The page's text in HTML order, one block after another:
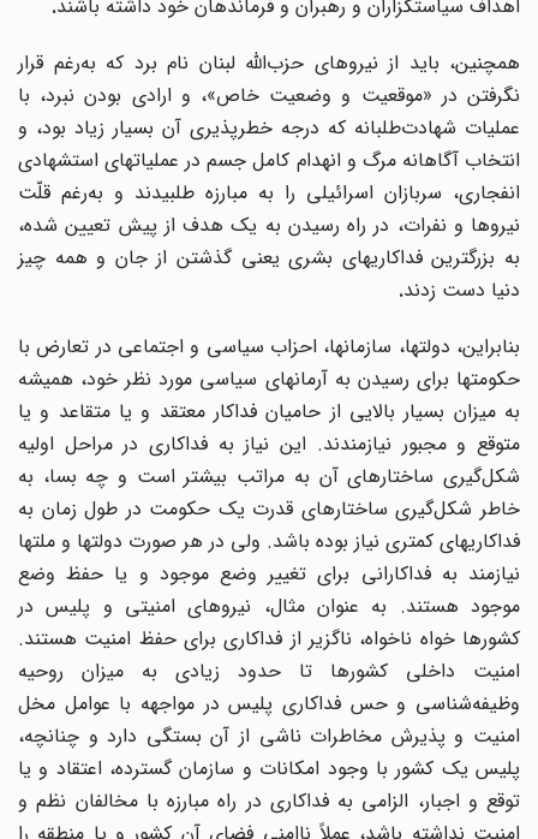
اهداف سیاستگزاران و رهبران و فرماندهان خود داشته باشند.
همچنین، باید از نیروهای حزب‌الله لبنان نام برد که به رغم قرار
نگرفتن در «موقعیت و وضعیت خاص»، و ارادی بودن نبرد، با
عملیات شهادتطلبانه که درجه خطرپذیری آن بسیار زیاد بود، و
انتخاب آگاهانه مرگ و انهدام کامل جسم در عملیاتهای استشهادی
انفجاری، سربازان اسرائیلی را به مبارزه طلبیدند و به رغم قلّت
نیروها و نفرات، در راه رسیدن به یک هدف از پیش تعیین شده،
به بزرگترین فداکاریهای بشری یعنی گذشتن از جان و همه چیز
دنیا دست زدند.
بنابراین، دولتها، سازمانها، احزاب سیاسی و اجتماعی در تعارض با
حکومتها برای رسیدن به آرمانهای سیاسی مورد نظر خود، همیشه
به میزان بسیار بالایی از حامیان فداکار معتقد و یا متقاعد و یا
متوقع و مجبور نیازمندند. این نیاز به فداکاری در مراحل اولیه
شکل‌گیری ساختارهای آن به مراتب بیشتر است و چه بسا، به
خاطر شکل‌گیری ساختارهای قدرت یک حکومت در طول زمان به
فداکاریهای کمتری نیاز بوده باشد. ولی در هر صورت دولتها و ملتها
نیازمند به فداکارانی برای تغییر وضع موجود و یا حفظ وضع
موجود هستند. به عنوان مثال، نیروهای امنیتی و پلیس در
کشورها خواه ناخواه، ناگزیر از فداکاری برای حفظ امنیت هستند.
امنیت داخلی کشورها تا حدود زیادی به میزان روحیه
وظیفه‌شناسی و حس فداکاری پلیس در مواجهه با عوامل مخل
امنیت و پذیرش مخاطرات ناشی از آن بستگی دارد و چنانچه،
پلیس یک کشور با وجود امکانات و سازمان گسترده، اعتقاد و یا
توقع و اجبار، الزامی به فداکاری در راه مبارزه با مخالفان نظم و